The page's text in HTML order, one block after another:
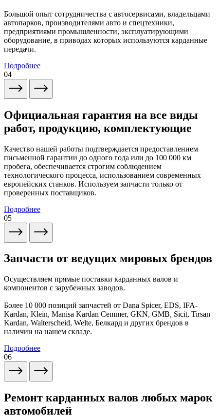
Большой опыт сотрудничества с автосервисами, владельцами
автопарков, производителями авто и спецтехники,
предприятиями промышленности, эксплуатирующими
оборудование, в приводах которых используются карданные
передачи.
Подробнее
04
Официальная гарантия на все виды
работ, продукцию, комплектующие
Качество нашей работы подтверждается предоставлением
письменной гарантии до одного года или до 100 000 км
пробега, обеспечивается строгим соблюдением
технологического процесса, использованием современных
европейских станков. Используем запчасти только от
проверенных поставщиков.
Подробнее
05
Запчасти от ведущих мировых брендов
Осуществляем прямые поставки карданных валов и
компонентов с зарубежных заводов.
Более 10 000 позиций запчастей от Dana Spicer, EDS, IFA-
Kardan, Klein, Manisa Kardan Cemmer, GKN, GMB, Sicit, Tirsan
Kardan, Walterscheid, Welte, Белкард и других брендов в
наличии на нашем складе.
Подробнее
06
Ремонт карданных валов любых марок
автомобилей